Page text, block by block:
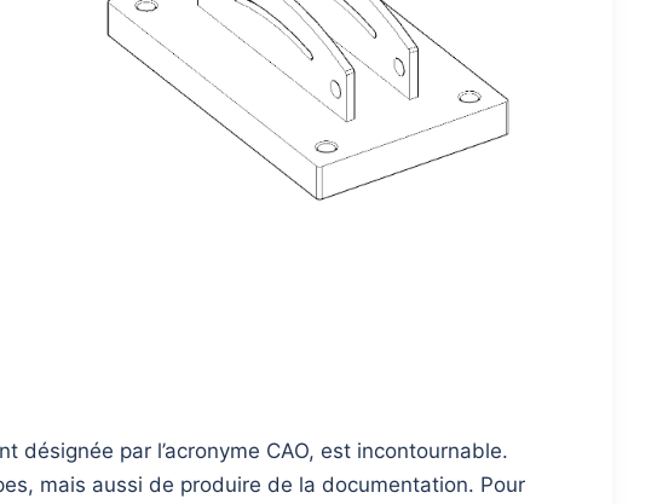
désignée par l’acronyme CAO, est incontournable.
mais aussi de produire de la documentation. Pour